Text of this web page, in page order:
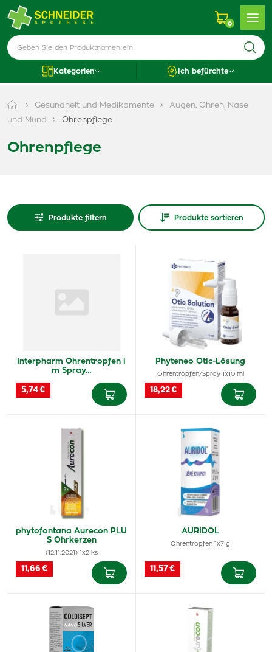
0
Kategorien Ich befürchte
Gesundheit und Medikamente
Augen, Ohren, Nase
und Mund
Ohrenpflege
Ohrenpflege
Produkte filtern Produkte sortieren
Interpharm Ohrentropfen i
m Spray…
5,74 €
Phyteneo Otic-Lösung
Ohrentropfen/Spray 1x10 ml
18,22 €
phytofontana Aurecon PLU
S Ohrkerzen
(12.11.2021) 1x2 ks
11,66 €
AURIDOL
Ohrentropfen 1x7 g
11,57 €